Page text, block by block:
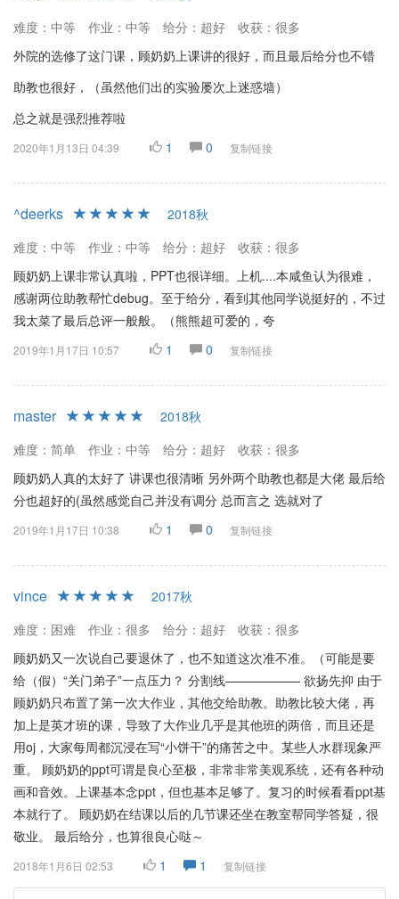
难度：中等
作业：中等 给分：超好
收获：很多
外院的选修了这门课，顾奶奶上课讲的很好，而且最后给分也不错
助教也很好，（虽然他们出的实验屡次上迷惑墙）
总之就是强烈推荐啦
2020年1月13日 04:39 1 0 复制链接
^deerks
2018秋
难度：中等
作业：中等 给分：超好
收获：很多
顾奶奶上课非常认真啦，PPT也很详细。上机....本咸鱼认为很难，
感谢两位助教帮忙debug。至于给分，看到其他同学说挺好的，不过
我太菜了最后总评一般般。（熊熊超可爱的，夸
2019年1月17日 10:57 1 0 复制链接
master
2018秋
难度：简单
作业：中等 给分：超好
收获：很多
顾奶奶人真的太好了 讲课也很清晰 另外两个助教也都是大佬 最后给
分也超好的(虽然感觉自己并没有调分 总而言之 选就对了
2019年1月17日 10:38 1 0 复制链接
vince
2017秋
难度：困难
作业：很多 给分：超好
收获：很多
顾奶奶又一次说自己要退休了，也不知道这次准不准。（可能是要
给（假）“关门弟子”一点压力？ 分割线—————— 欲扬先抑 由于
顾奶奶只布置了第一次大作业，其他交给助教。助教比较大佬，再
加上是英才班的课，导致了大作业几乎是其他班的两倍，而且还是
用oj，大家每周都沉浸在写“小饼干”的痛苦之中。某些人水群现象严
重。 顾奶奶的ppt可谓是良心至极，非常非常美观系统，还有各种动
画和音效。上课基本念ppt，但也基本足够了。复习的时候看看ppt基
本就行了。 顾奶奶在结课以后的几节课还坐在教室帮同学答疑，很
敬业。 最后给分，也算很良心哒～
2018年1月6日 02:53 1 1 复制链接